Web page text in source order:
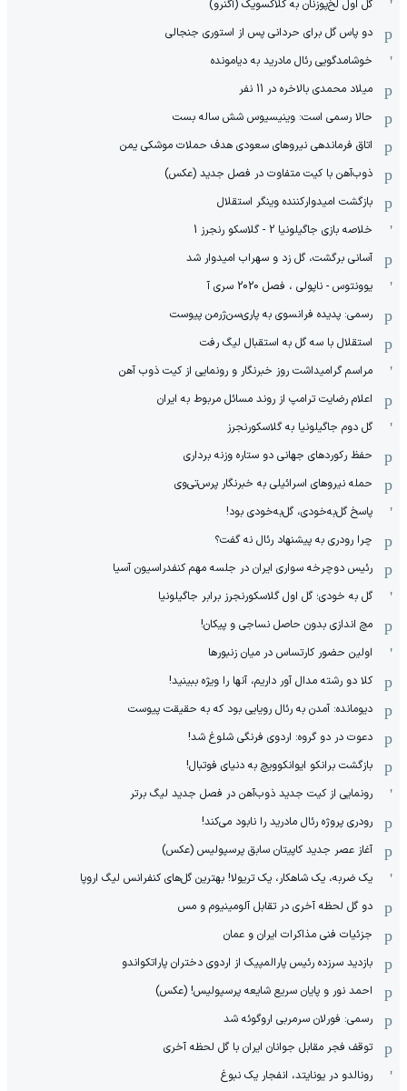
گل اول لخ‌پوزنان به کلاکسویک (آگنرو)
دو پاس گل برای حردانی پس از استوری جنجالی
خوشامدگویی رئال مادرید به دیامونده
میلاد محمدی بالاخره در 11 نفر
حالا رسمی است: وینیسیوس شش ساله بست
اتاق فرماندهی نیروهای سعودی هدف حملات موشکی یمن
ذوب‌آهن با کیت متفاوت در فصل جدید (عکس)
بازگشت امیدوارکننده وینگر استقلال
خلاصه بازی جاگیلونیا 2 - گلاسکو رنجرز 1
آسانی برگشت، گل زد و سهراب امیدوار شد
یوونتوس - ناپولی ، فصل 2020 سری آ
رسمی: پدیده فرانسوی به پاری‌سن‌ژرمن پیوست
استقلال با سه گل به استقبال لیگ رفت
مراسم گرامیداشت روز خبرنگار و رونمایی از کیت ذوب آهن
اعلام رضایت ترامپ از روند مسائل مربوط به ایران
گل دوم جاگیلونیا به گلاسکورنجرز
حفظ رکوردهای جهانی دو ستاره وزنه برداری
حمله نیروهای اسرائیلی به خبرنگار پرس‌تی‌وی
پاسخ گل‌به‌خودی، گل‌به‌خودی بود!
چرا رودری به پیشنهاد رئال نه گفت؟
رئیس دوچرخه سواری ایران در جلسه مهم کنفدراسیون آسیا
گل به خودی؛ گل اول گلاسکورنجرز برابر جاگیلونیا
مچ اندازی بدون حاصل نساجی و پیکان!
اولین حضور کارتساس در میان زنبورها
کلا دو‌ رشته مدال آور داریم، آنها را ویژه ببینید!
دیومانده: آمدن به رئال رویایی بود که به حقیقت پیوست
دعوت در دو گروه: اردوی فرنگی شلوغ شد!
بازگشت برانکو ایوانکوویچ به دنیای فوتبال!
رونمایی از کیت جدید ذوب‌آهن در فصل جدید لیگ برتر
رودری پروژه رئال مادرید را نابود می‌کند!
آغاز عصر جدید کاپیتان سابق پرسپولیس (عکس)
یک ضربه، یک شاهکار، یک تریولا! بهترین گل‌های کنفرانس لیگ اروپا
دو گل لحظه آخری در تقابل آلومینیوم و مس
جزئیات فنی مذاکرات ایران و عمان
بازدید سرزده رئیس پارالمپیک از اردوی دختران پاراتکواندو
احمد نور و پایان سریع شایعه پرسپولیس! (عکس)
رسمی: فورلان سرمربی اروگوئه شد
توقف فجر مقابل جوانان ایران با گل لحظه آخری
رونالدو در یونایتد، انفجار یک نبوغ